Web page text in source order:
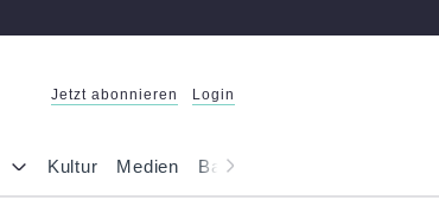
Jetzt abonnieren Login
Kultur Medien Bayern